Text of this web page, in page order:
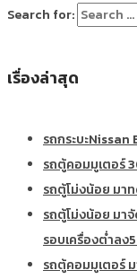
Search for:
เรื่องล่าสุด
รถกระบะNissan
รถตู้คอมมูเตอร์
รถตู้โม่งน้อย มา
รถตู้โม่งน้อย มา
รอบเครื่องต่ำล
รถตู้คอมมูเตอร์